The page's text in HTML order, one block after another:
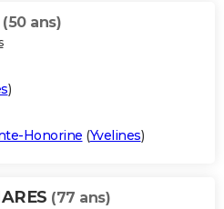
(50 ans)
)
Honorine (Yvelines)
(77 ans)